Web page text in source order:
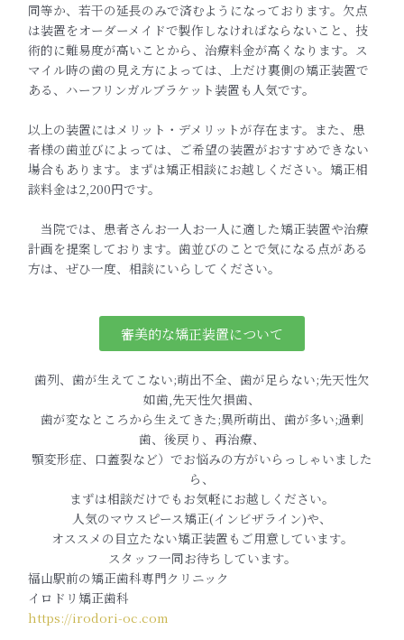
同等か、若干の延長のみで済むようになっております。欠点
は装置をオーダーメイドで製作しなければならないこと、技
術的に難易度が高いことから、治療料金が高くなります。ス
マイル時の歯の見え方によっては、上だけ裏側の矯正装置で
ある、ハーフリンガルブラケット装置も人気です。
以上の装置にはメリット・デメリットが存在ます。また、患
者様の歯並びによっては、ご希望の装置がおすすめできない
場合もあります。まずは矯正相談にお越しください。矯正相
談料金は2,200円です。
‎ 当院では、患者さんお一人お一人に適した矯正装置や治療
計画を提案しており ます。歯並びのことで気になる点がある
方は、ぜひ一度、相談にいらしてください。
審美的な矯正装置について
歯列、歯が生えてこない;萌出不全、歯が足らない;先天性欠
如歯,先天性欠損歯、
歯が変なところから生えてきた;異所萌出、歯が多い;過剰
歯、後戻り、再治療、
顎変形症、口蓋裂など）でお悩みの方がいらっしゃいました
ら、
まずは相談だけでもお気軽にお越しください。
人気のマウスピース矯正(インビザライン)や、
オススメの目立たない矯正装置もご用意しています。
スタッフ一同お待ちしています。
福山駅前の矯正歯科専門クリニック
イロドリ矯正歯科
https://irodori-oc.com